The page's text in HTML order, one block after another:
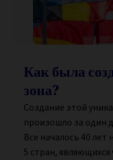
Как была
зона?
Создание этой
произошло за один
Все началось 40 лет
5 стран,